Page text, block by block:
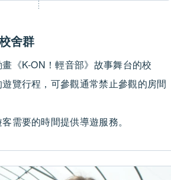
舍群
《K-ON！輕音部》故事舞台的校
覽行程，可參觀通常禁止參觀的房間
需要的時間提供導遊服務。